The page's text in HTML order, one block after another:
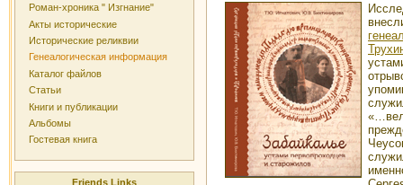
Роман-хроника " Изгнание"
Акты исторические
Исторические реликвии
Генеалогическая информация
Каталог файлов
Статьи
Книги и публикации
Альбомы
Гостевая книга
Friends Links